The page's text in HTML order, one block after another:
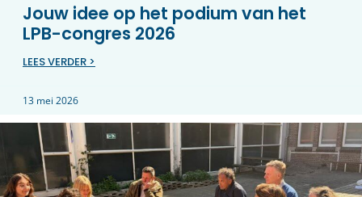
Jouw idee op het podium van het
LPB-congres 2026
LEES VERDER >
13 mei 2026